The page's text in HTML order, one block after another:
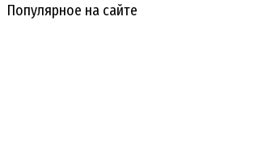
Популярное на сайте